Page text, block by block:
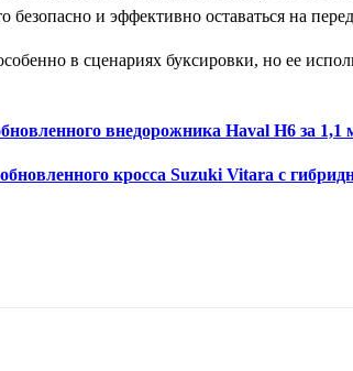
и эффективно оставаться на
в сценариях буксировки, но ее
внедорожника Haval H6 за 1,1
кросса Suzuki Vitara с